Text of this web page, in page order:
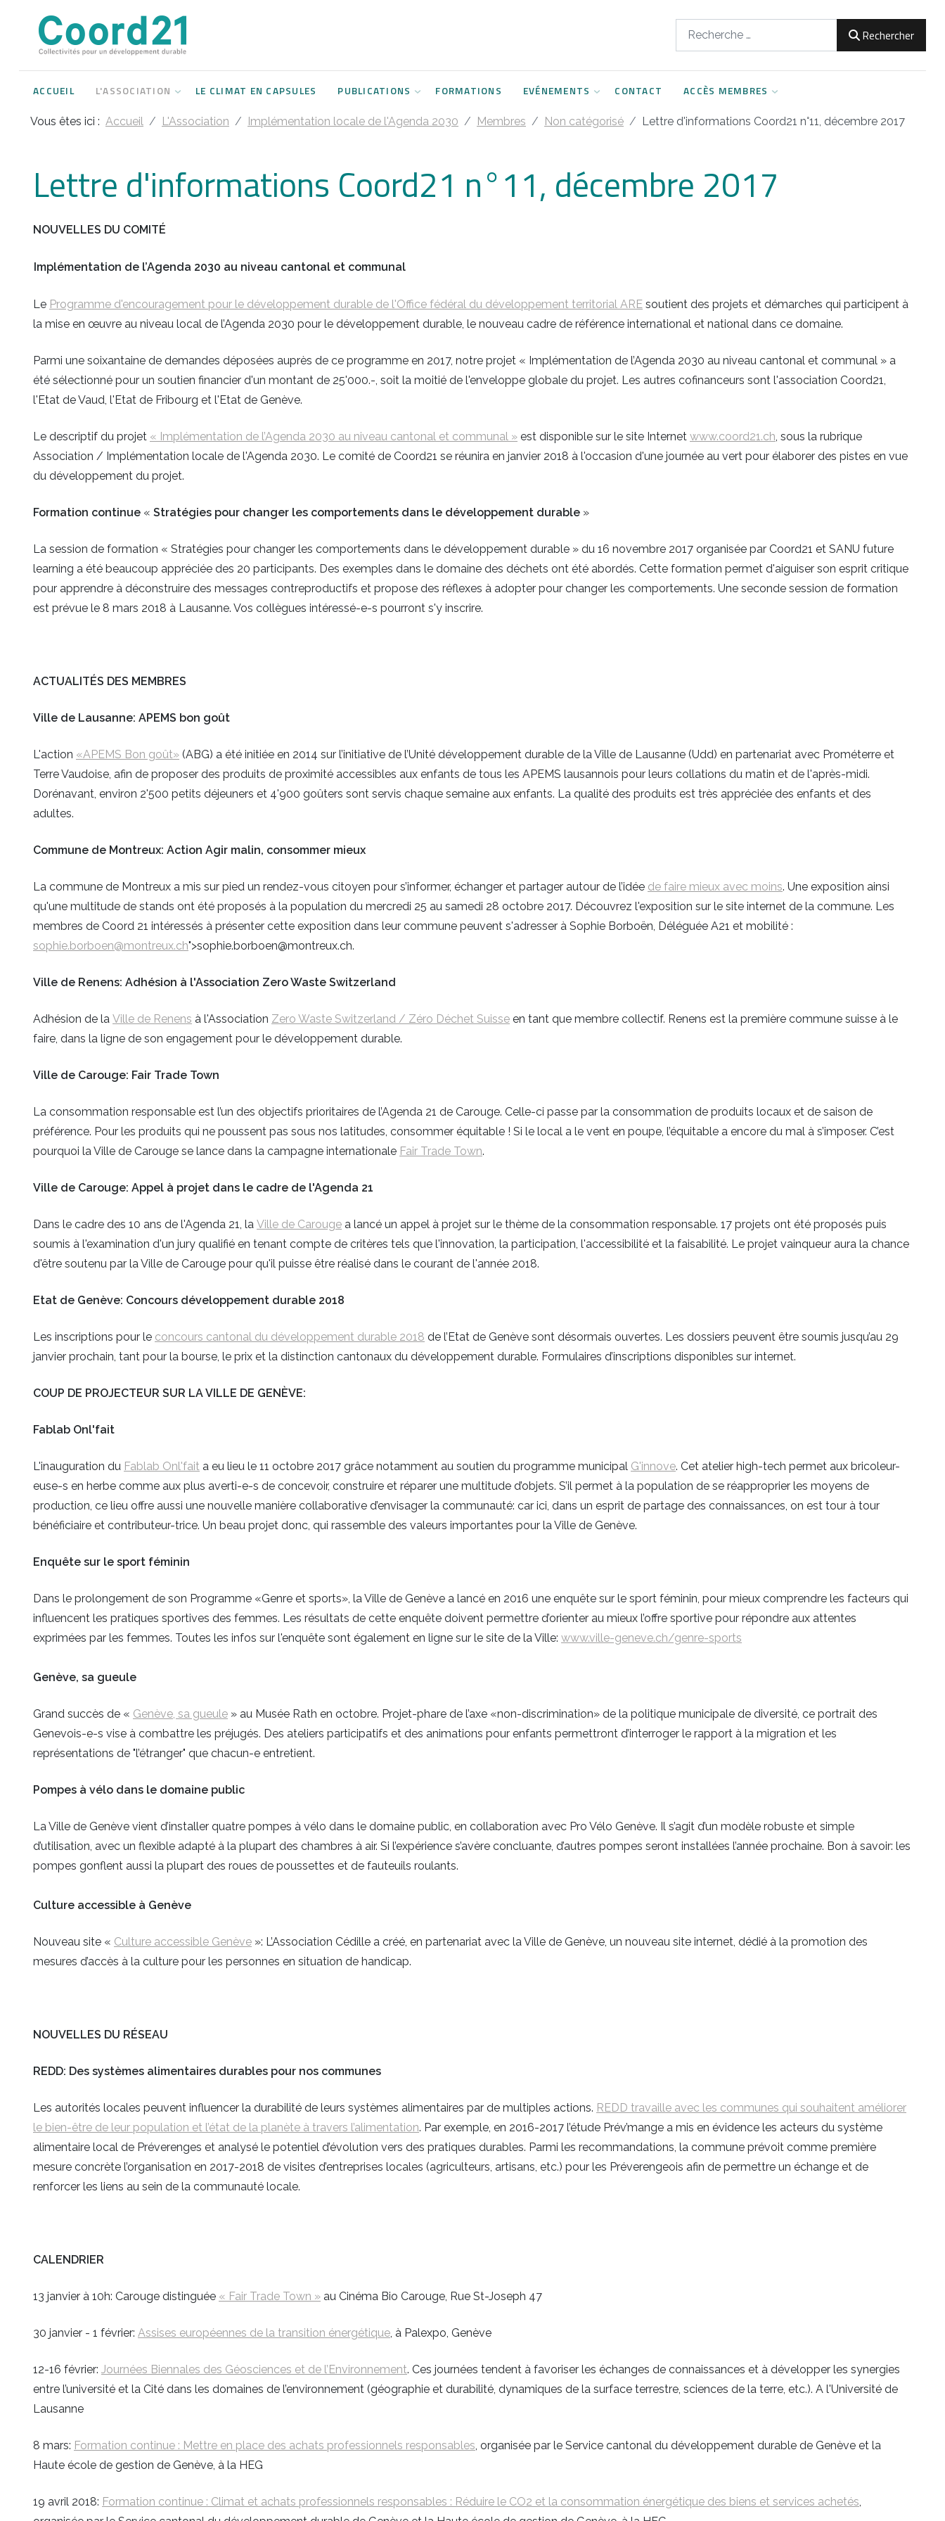
Rechercher
ACCUEIL L'ASSOCIATION LE CLIMAT EN CAPSULES PUBLICATIONS FORMATIONS EVÉNEMENTS CONTACT ACCÈS MEMBRES
Vous êtes ici : Accueil L'Association Implémentation locale de l'Agenda 2030 Membres Non catégorisé Lettre d'informations Coord21 n°11, décembre 2017
Lettre d'informations Coord21 n°11, décembre 2017
NOUVELLES DU COMITÉ
Implémentation de l’Agenda 2030 au niveau cantonal et communal
Le Programme d'encouragement pour le développement durable de l'Office fédéral du développement territorial ARE soutient des projets et démarches qui participent à
la mise en œuvre au niveau local de l’Agenda 2030 pour le développement durable, le nouveau cadre de référence international et national dans ce domaine.
Parmi une soixantaine de demandes déposées auprès de ce programme en 2017, notre projet « Implémentation de l’Agenda 2030 au niveau cantonal et communal » a
été sélectionné pour un soutien financier d'un montant de 25'000.-, soit la moitié de l'enveloppe globale du projet. Les autres cofinanceurs sont l'association Coord21,
l'Etat de Vaud, l'Etat de Fribourg et l'Etat de Genève.
Le descriptif du projet « Implémentation de l’Agenda 2030 au niveau cantonal et communal » est disponible sur le site Internet www.coord21.ch , sous la rubrique
Association / Implémentation locale de l'Agenda 2030. Le comité de Coord21 se réunira en janvier 2018 à l'occasion d'une journée au vert pour élaborer des pistes en vue
du développement du projet.
Formation continue « Stratégies pour changer les comportements dans le développement durable »
La session de formation « Stratégies pour changer les comportements dans le développement durable » du 16 novembre 2017 organisée par Coord21 et SANU future
learning a été beaucoup appréciée des 20 participants. Des exemples dans le domaine des déchets ont été abordés. Cette formation permet d'aiguiser son esprit critique
pour apprendre à déconstruire des messages contreproductifs et propose des réflexes à adopter pour changer les comportements. Une seconde session de formation
est prévue le 8 mars 2018 à Lausanne. Vos collègues intéressé-e-s pourront s'y inscrire.
ACTUALITÉS DES MEMBRES
Ville de Lausanne: APEMS bon goût
L'action «APEMS Bon goût» (ABG) a été initiée en 2014 sur l’initiative de l’Unité développement durable de la Ville de Lausanne (Udd) en partenariat avec Prométerre et
Terre Vaudoise, afin de proposer des produits de proximité accessibles aux enfants de tous les APEMS lausannois pour leurs collations du matin et de l'après-midi.
Dorénavant, environ 2'500 petits déjeuners et 4'900 goûters sont servis chaque semaine aux enfants. La qualité des produits est très appréciée des enfants et des
adultes.
Commune de Montreux: Action Agir malin, consommer mieux
La commune de Montreux a mis sur pied un rendez-vous citoyen pour s’informer, échanger et partager autour de l’idée de faire mieux avec moins. Une exposition ainsi
qu'une multitude de stands ont été proposés à la population du mercredi 25 au samedi 28 octobre 2017. Découvrez l'exposition sur le site internet de la commune. Les
membres de Coord 21 intéressés à présenter cette exposition dans leur commune peuvent s'adresser à Sophie Borboën, Déléguée A21 et mobilité :
sophie.borboen@montreux.ch">sophie.borboen@montreux.ch.
Ville de Renens: Adhésion à l'Association Zero Waste Switzerland
Adhésion de la Ville de Renens à l'Association Zero Waste Switzerland / Zéro Déchet Suisse en tant que membre collectif. Renens est la première commune suisse à le
faire, dans la ligne de son engagement pour le développement durable.
Ville de Carouge: Fair Trade Town
La consommation responsable est l’un des objectifs prioritaires de l’Agenda 21 de Carouge. Celle-ci passe par la consommation de produits locaux et de saison de
préférence. Pour les produits qui ne poussent pas sous nos latitudes, consommer équitable ! Si le local a le vent en poupe, l’équitable a encore du mal à s’imposer. C’est
pourquoi la Ville de Carouge se lance dans la campagne internationale Fair Trade Town.
Ville de Carouge: Appel à projet dans le cadre de l'Agenda 21
Dans le cadre des 10 ans de l'Agenda 21, la Ville de Carouge a lancé un appel à projet sur le thème de la consommation responsable. 17 projets ont été proposés puis
soumis à l'examination d'un jury qualifié en tenant compte de critères tels que l'innovation, la participation, l'accessibilité et la faisabilité. Le projet vainqueur aura la chance
d'être soutenu par la Ville de Carouge pour qu'il puisse être réalisé dans le courant de l'année 2018.
Etat de Genève: Concours développement durable 2018
Les inscriptions pour le concours cantonal du développement durable 2018 de l’Etat de Genève sont désormais ouvertes. Les dossiers peuvent être soumis jusqu’au 29
janvier prochain, tant pour la bourse, le prix et la distinction cantonaux du développement durable. Formulaires d’inscriptions disponibles sur internet.
COUP DE PROJECTEUR SUR LA VILLE DE GENÈVE:
Fablab Onl'fait
L'inauguration du Fablab Onl'fait a eu lieu le 11 octobre 2017 grâce notamment au soutien du programme municipal G'innove. Cet atelier high-tech permet aux bricoleur-
euse-s en herbe comme aux plus averti-e-s de concevoir, construire et réparer une multitude d’objets. S’il permet à la population de se réapproprier les moyens de
production, ce lieu offre aussi une nouvelle manière collaborative d’envisager la communauté: car ici, dans un esprit de partage des connaissances, on est tour à tour
bénéficiaire et contributeur-trice. Un beau projet donc, qui rassemble des valeurs importantes pour la Ville de Genève.
Enquête sur le sport féminin
Dans le prolongement de son Programme «Genre et sports», la Ville de Genève a lancé en 2016 une enquête sur le sport féminin, pour mieux comprendre les facteurs qui
influencent les pratiques sportives des femmes. Les résultats de cette enquête doivent permettre d’orienter au mieux l’offre sportive pour répondre aux attentes
exprimées par les femmes. Toutes les infos sur l'enquête sont également en ligne sur le site de la Ville: www.ville-geneve.ch/genre-sports
Genève, sa gueule
Grand succès de « Genève, sa gueule » au Musée Rath en octobre. Projet-phare de l’axe «non-discrimination» de la politique municipale de diversité, ce portrait des
Genevois-e-s vise à combattre les préjugés. Des ateliers participatifs et des animations pour enfants permettront d’interroger le rapport à la migration et les
représentations de "l’étranger" que chacun-e entretient.
Pompes à vélo dans le domaine public
La Ville de Genève vient d’installer quatre pompes à vélo dans le domaine public, en collaboration avec Pro Vélo Genève. Il s’agit d’un modèle robuste et simple
d’utilisation, avec un flexible adapté à la plupart des chambres à air. Si l’expérience s’avère concluante, d’autres pompes seront installées l’année prochaine. Bon à savoir: les
pompes gonflent aussi la plupart des roues de poussettes et de fauteuils roulants.
Culture accessible à Genève
Nouveau site « Culture accessible Genève »: L’Association Cédille a créé, en partenariat avec la Ville de Genève, un nouveau site internet, dédié à la promotion des
mesures d’accès à la culture pour les personnes en situation de handicap.
NOUVELLES DU RÉSEAU
REDD: Des systèmes alimentaires durables pour nos communes
Les autorités locales peuvent influencer la durabilité de leurs systèmes alimentaires par de multiples actions. REDD travaille avec les communes qui souhaitent améliorer
le bien-être de leur population et l’état de la planète à travers l’alimentation. Par exemple, en 2016-2017 l’étude Prév’mange a mis en évidence les acteurs du système
alimentaire local de Préverenges et analysé le potentiel d’évolution vers des pratiques durables. Parmi les recommandations, la commune prévoit comme première
mesure concrète l’organisation en 2017-2018 de visites d’entreprises locales (agriculteurs, artisans, etc.) pour les Préverengeois afin de permettre un échange et de
renforcer les liens au sein de la communauté locale.
CALENDRIER
13 janvier à 10h: Carouge distinguée « Fair Trade Town » au Cinéma Bio Carouge, Rue St-Joseph 47
30 janvier - 1 février: Assises européennes de la transition énergétique , à Palexpo, Genève
12-16 février: Journées Biennales des Géosciences et de l’Environnement. Ces journées tendent à favoriser les échanges de connaissances et à développer les synergies
entre l’université et la Cité dans les domaines de l’environnement (géographie et durabilité, dynamiques de la surface terrestre, sciences de la terre, etc.). A l'Université de
Lausanne
8 mars: Formation continue : Mettre en place des achats professionnels responsables , organisée par le Service cantonal du développement durable de Genève et la
Haute école de gestion de Genève, à la HEG
19 avril 2018: Formation continue : Climat et achats professionnels responsables : Réduire le CO2 et la consommation énergétique des biens et services achetés
Développement durable et Agenda 21
Implémentation locale de l'Agenda
Assemblées générales
2021
2022
2023
2025
2026
Lettres d'informations
Rencontres thématiques
Documents